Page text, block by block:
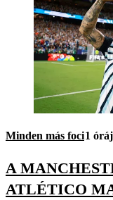
Minden más foci1
A
ATLÉTICO